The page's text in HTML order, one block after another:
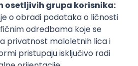
Beograd